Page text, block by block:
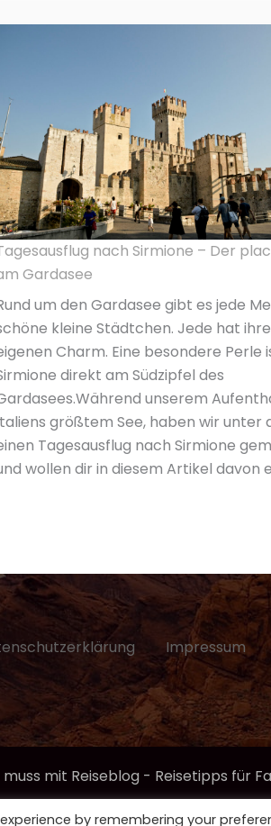
nach Sirmione – Der
Gardasee
um den Gardasee gibt es jede
kleine Städtchen. Jede hat
Charm. Eine besondere Perle
direkt am Südzipfel des
unserem
größtem See, haben wir unter
Tagesausflug nach Sirmione
wollen dir in diesem Artikel davon
Impressum
mit Reiseblog - Reisetipps für
by remembering your